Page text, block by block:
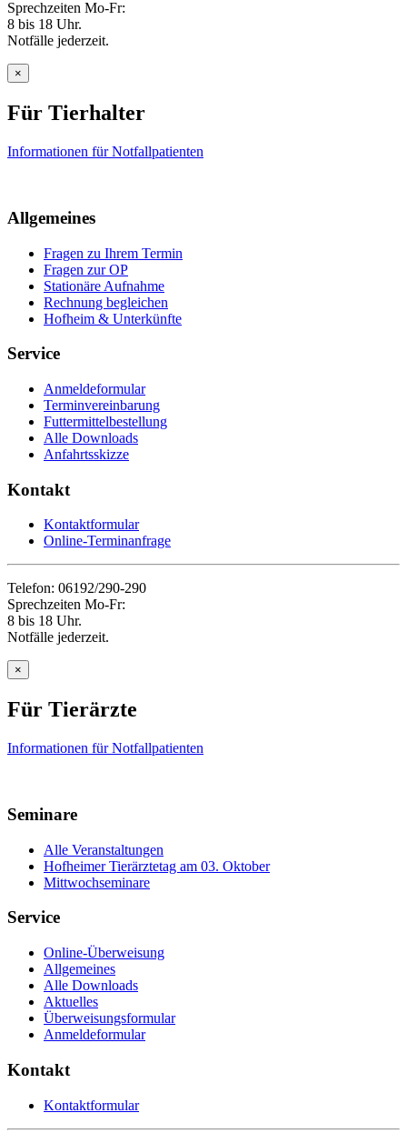
Sprechzeiten Mo-Fr:
8 bis 18 Uhr.
Notfälle jederzeit.
×
Für Tierhalter
Informationen für Notfallpatienten
Allgemeines
Fragen zu Ihrem Termin
Fragen zur OP
Stationäre Aufnahme
Rechnung begleichen
Hofheim & Unterkünfte
Service
Anmeldeformular
Terminvereinbarung
Futtermittelbestellung
Alle Downloads
Anfahrtsskizze
Kontakt
Kontaktformular
Online-Terminanfrage
Telefon: 06192/290-290
Sprechzeiten Mo-Fr:
8 bis 18 Uhr.
Notfälle jederzeit.
×
Für Tierärzte
Informationen für Notfallpatienten
Seminare
Alle Veranstaltungen
Hofheimer Tierärztetag am 03. Oktober
Mittwochseminare
Service
Online-Überweisung
Allgemeines
Alle Downloads
Aktuelles
Überweisungsformular
Anmeldeformular
Kontakt
Kontaktformular